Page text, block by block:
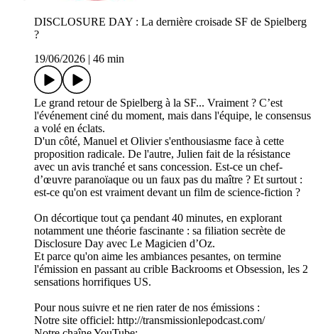
DISCLOSURE DAY : La dernière croisade SF de Spielberg
?
19/06/2026
46 min
Le grand retour de Spielberg à la SF... Vraiment ? C’est
l'événement ciné du moment, mais dans l'équipe, le consensus
a volé en éclats.
D'un côté, Manuel et Olivier s'enthousiasme face à cette
proposition radicale. De l'autre, Julien fait de la résistance
avec un avis tranché et sans concession. Est-ce un chef-
d’œuvre paranoïaque ou un faux pas du maître ? Et surtout :
est-ce qu'on est vraiment devant un film de science-fiction ?
On décortique tout ça pendant 40 minutes, en explorant
notamment une théorie fascinante : sa filiation secrète de
Disclosure Day avec Le Magicien d’Oz.
Et parce qu'on aime les ambiances pesantes, on termine
l'émission en passant au crible Backrooms et Obsession, les 2
sensations horrifiques US.
Pour nous suivre et ne rien rater de nos émissions :
Notre site officiel: http://transmissionlepodcast.com/